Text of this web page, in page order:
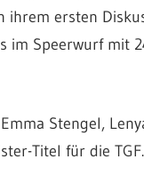
ihrem ersten
im Speerwurf mit
Stengel,
Titel für die TGF.